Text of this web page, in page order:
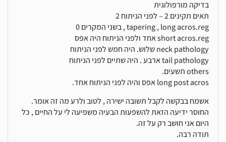
בדיקה מורפולוגית
תאים תקינים 2 – לפני הניתוח 2
tapering , long acros.reg , בשני המקרים 0
short acros.reg אחד ולפני הניתוח היה אפס
neck pathology שלוש. היה חמש לפני הניתוח
tail pathology ארבע . היה שתיים לפני הניתוח
others תשעים.
long post acros אפס והיה לפני הניתוח אחד.
אשמח בבקשה לקבל תשובה ישירה , לטוב ולרע מה זה אומר.
החוסר ידיעה הזאת להשפעות הבעיה משפיעה לי על החיים , כל
היום אני חושב רק על זה.
תודה רבה.